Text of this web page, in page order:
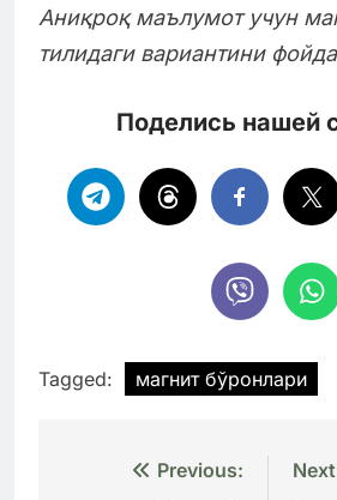
Аниқроқ маълумот учун
тилидаги вариантини
Поделись нашей
Tagged: магнит бўронлари
Навигация
Previous: